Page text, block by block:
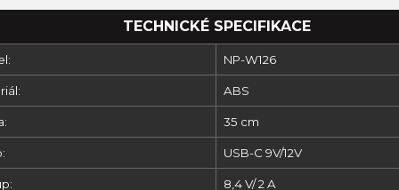
TECHNICKÉ SPECIFIKACE
NP-W126
ABS
35 cm
USB-C 9V/12V
8,4 V/ 2 A